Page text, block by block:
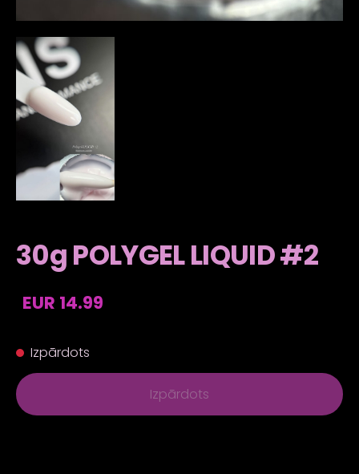
30g POLYGEL LIQUID #2
EUR 14.99
Izpārdots
Izpārdots